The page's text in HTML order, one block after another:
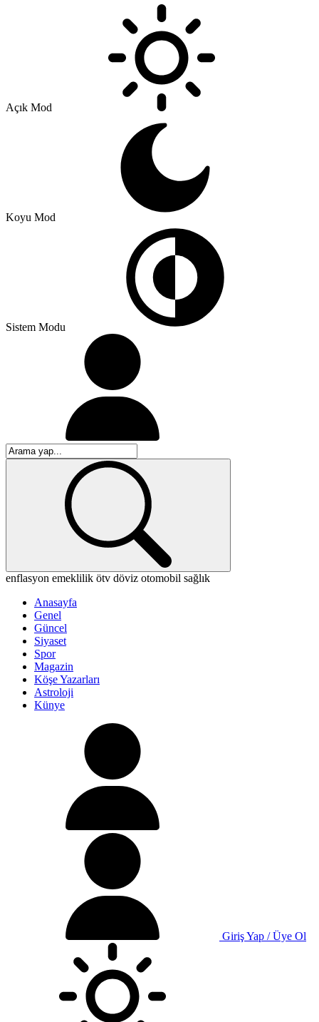
Açık Mod
Koyu Mod
Sistem Modu
enflasyon emeklilik ötv döviz otomobil sağlık
Anasayfa
Genel
Güncel
Siyaset
Spor
Magazin
Köşe Yazarları
Astroloji
Künye
Giriş Yap / Üye Ol